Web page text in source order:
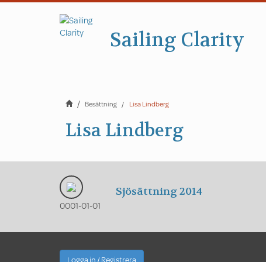
Sailing Clarity
Besättning Lisa Lindberg
Lisa Lindberg
Sjösättning 2014
0001-01-01
Logga in / Registrera